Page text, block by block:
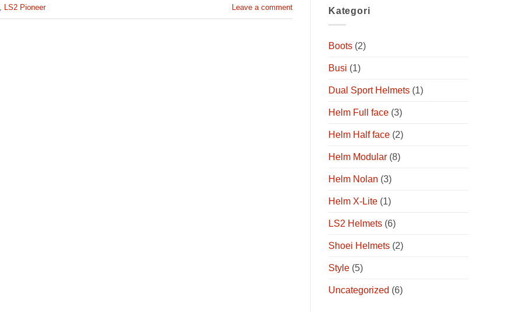
LS2 Pioneer Leave a comment Kategori
Boots (2)
Busi (1)
Dual Sport Helmets (1)
Helm Full face (3)
Helm Half face (2)
Helm Modular (8)
Helm Nolan (3)
Helm X-Lite (1)
LS2 Helmets (6)
Shoei Helmets (2)
Style (5)
Uncategorized (6)